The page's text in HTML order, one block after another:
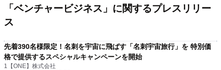
「 ベンチャービジネス 」に関するプレスリリー
ス
先着390名様限定！名刺を宇宙に飛ばす「名刺宇宙旅行」を 特別価
格で提供するスペシャルキャンペーンを開始
1【ONE】株式会社